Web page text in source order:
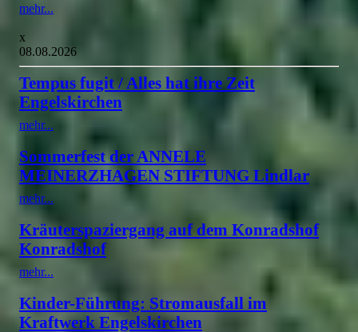
mehr...
x
08.08.2026
Tempus fugit / Alles hat ihre Zeit
Engelskirchen
mehr...
Sommerfest der ANNELE
MEINERZHAGEN STIFTUNG Lindlar
mehr...
Kräuterspaziergang auf dem Konradshof
Konradshof
mehr...
Kinder-Führung: Stromausfall im
Kraftwerk Engelskirchen